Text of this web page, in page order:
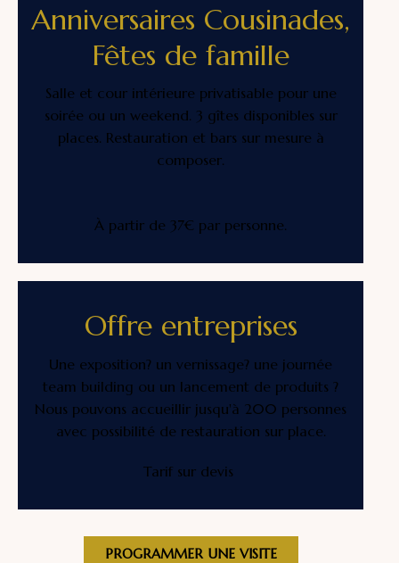
Anniversaires Cousinades,
Fêtes de famille
Salle et cour intérieure privatisable pour une
soirée ou un weekend. 3 gîtes disponibles sur
places. Restauration et bars sur mesure à
composer.
À partir de 37€ par personne.
Offre entreprises
Une exposition? un vernissage? une journée
team building ou un lancement de produits ?
Nous pouvons accueillir jusqu'à 200 personnes
avec possibilité de restauration sur place.
Tarif sur devis
PROGRAMMER UNE VISITE